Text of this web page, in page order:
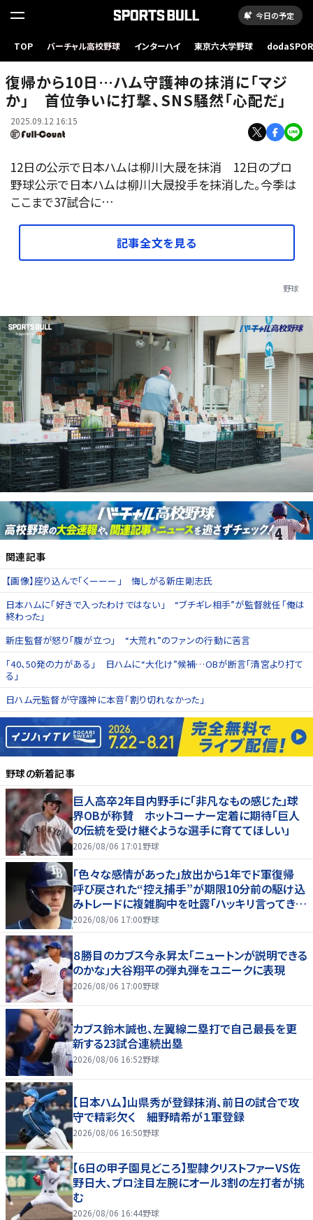
今日の予定
TOP バーチャル高校野球 インターハイ 東京六大学野球
日本ハム・柳川大晟【写真：古川剛伊】
復帰から10日…ハム守護神の抹消に「マジ
か」 首位争いに打撃、SNS騒然「心配だ」
2025.09.12 16:15
12日の公示で日本ハムは柳川大晟を抹消 12日のプロ
野球公示で日本ハムは柳川大晟投手を抹消した。今季は
ここまで37試合に…
記事全文を見る
野球
関連記事
【画像】座り込んで「くーーー」 悔しがる新庄剛志氏
日本ハムに「好きで入ったわけではない」 “ブチギレ相手”が監督就任「俺は
終わった」
新庄監督が怒り「腹が立つ」 “大荒れ”のファンの行動に苦言
「40、50発の力がある」 日ハムに“大化け”候補…OBが断言「清宮より打て
る」
日ハム元監督が守護神に本音「割り切れなかった」
野球の新着記事
巨人高卒2年目内野手に「非凡なもの感じた」球
界OBが称賛 ホットコーナー定着に期待「巨人
の伝統を受け継ぐような選手に育ててほしい」
2026/08/06 17:01 野球
「色々な感情があった」放出から1年でド軍復帰
呼び戻された“控え捕手”が期限10分前の駆け込
みトレードに複雑胸中を吐露「ハッキリ言ってきつ
かった」
2026/08/06 17:00野球
８勝目のカブス今永昇太「ニュートンが説明できる
のかな」大谷翔平の弾丸弾をユニークに表現
2026/08/06 17:00野球
カブス鈴木誠也、左翼線二塁打で自己最長を更
新する23試合連続出塁
2026/08/06 16:52野球
【日本ハム】山県秀が登録抹消、前日の試合で攻
守で精彩欠く 細野晴希が１軍登録
2026/08/06 16:50野球
【6日の甲子園見どころ】聖隷クリストファーVS佐
野日大、プロ注目左腕にオール3割の左打者が挑
む
2026/08/06 16:44野球